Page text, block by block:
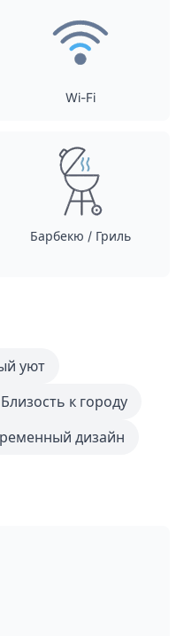
Wi-Fi
Барбекю / Гриль
уют
Близость к городу
дизайн